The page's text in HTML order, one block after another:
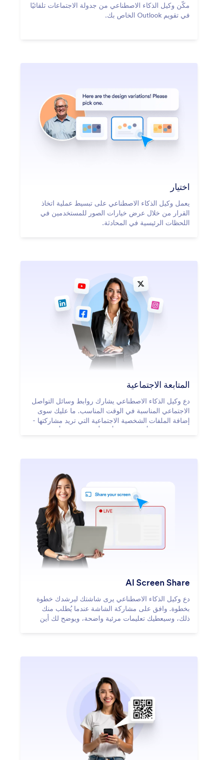
مكّن وكيل الذكاء الاصطناعي من جدولة الاجتماعات تلقائيًا
في تقويم Outlook الخاص بك.
اختيار
يعمل وكيل الذكاء الاصطناعي على تبسيط عملية اتخاذ
القرار من خلال عرض خيارات الصور للمستخدمين في
اللحظات الرئيسية في المحادثة.
المتابعة الاجتماعية
دع وكيل الذكاء الاصطناعي يشارك روابط وسائل التواصل
الاجتماعي المناسبة في الوقت المناسب. ما عليك سوى
إضافة الملفات الشخصية الاجتماعية التي تريد مشاركتها -
مثل LinkedIn أو YouTube أو X أو Instagram أو
AI Screen Share
دع وكيل الذكاء الاصطناعي يرى شاشتك ليرشدك خطوة
بخطوة. وافق على مشاركة الشاشة عندما يُطلب منك
ذلك، وسيعطيك تعليمات مرئية واضحة، ويوضح لك أين